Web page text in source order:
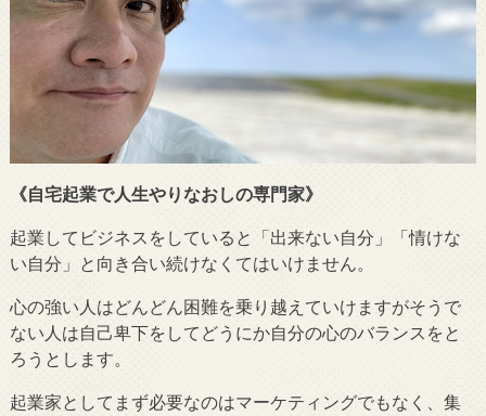
《自宅起業で人生やりなおしの専門家》
起業してビジネスをしていると「出来ない自分」「情けな
い自分」と向き合い続けなくてはいけません。
心の強い人はどんどん困難を乗り越えていけますがそうで
ない人は自己卑下をしてどうにか自分の心のバランスをと
ろうとします。
起業家としてまず必要なのはマーケティングでもなく、集